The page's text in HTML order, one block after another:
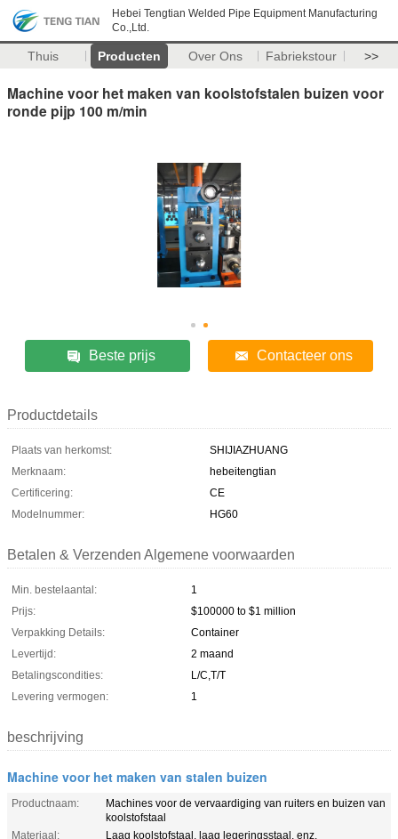
Hebei Tengtian Welded Pipe Equipment Manufacturing
Co.,Ltd.
Thuis Producten Over Ons Fabriekstour >>
Machine voor het maken van koolstofstalen buizen voor
ronde pijp 100 m/min
Beste prijs Contacteer ons
Productdetails
Plaats van herkomst:
SHIJIAZHUANG
Merknaam:
hebeitengtian
Certificering:
CE
Modelnummer:
HG60
Betalen & Verzenden Algemene voorwaarden
Min. bestelaantal:
1
Prijs:
$100000 to $1 million
Verpakking Details:
Container
Levertijd:
2 maand
Betalingscondities:
L/C,T/T
Levering vermogen:
1
beschrijving
Machine voor het maken van stalen buizen
Productnaam:
Machines voor de vervaardiging van ruiters en buizen van
koolstofstaal
Materiaal:
Laag koolstofstaal, laag legeringsstaal, enz.